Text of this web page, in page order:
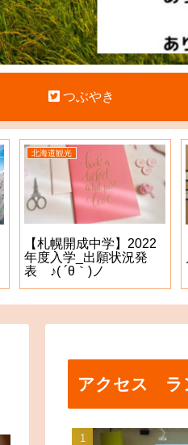
つぶやき
北海道観光
【札幌開成中学】2022
年度入学_出願状況発
表 ♪( ´θ｀)ノ
アクセス ラ